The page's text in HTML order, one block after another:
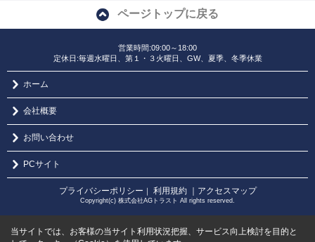
ページトップに戻る
営業時間:09:00～18:00
定休日:毎週水曜日、第１・３火曜日、GW、夏季、冬季休業
ホーム
会社概要
お問い合わせ
PCサイト
プライバシーポリシー ｜ 利用規約 ｜アクセスマップ
Copyright(c) 株式会社AGトラスト All rights reserved.
当サイトでは、お客様の当サイト利用状況把握、サービス向上検討を目的と